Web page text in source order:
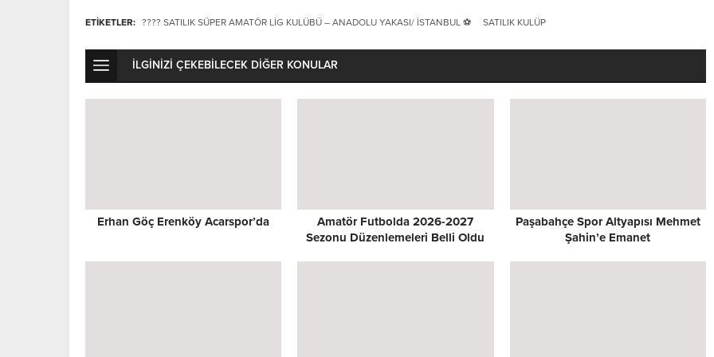
ETİKETLER: ???? SATILIK SÜPER AMATÖR LIG KULÜBÜ – ANADOLU YAKASI/ İSTANBUL ⚽ SATILIK KULÜP
İLGİNİZİ ÇEKEBİLECEK DİĞER KONULAR
Erhan Göç Erenköy Acarspor’da
Amatör Futbolda 2026-2027
Sezonu Düzenlemeleri Belli Oldu
Paşabahçe Spor Altyapısı Mehmet
Şahin’e Emanet